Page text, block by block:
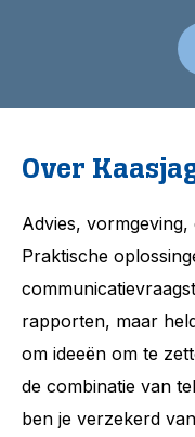
Over
Advies,
Praktische
rapporten, maar
om ideeën om te
de combinatie van
ben je verzekerd